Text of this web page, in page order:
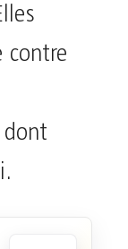
contre
dont